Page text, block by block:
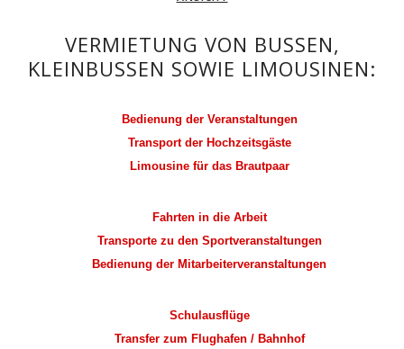
VERMIETUNG VON BUSSEN,
KLEINBUSSEN SOWIE LIMOUSINEN:
Bedienung der Veranstaltungen
Transport der Hochzeitsgäste
Limousine für das Brautpaar
Fahrten in die Arbeit
Transporte zu den Sportveranstaltungen
Bedienung der Mitarbeiterveranstaltungen
Schulausflüge
Transfer zum Flughafen / Bahnhof